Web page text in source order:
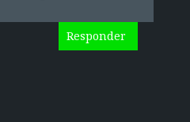
Responder